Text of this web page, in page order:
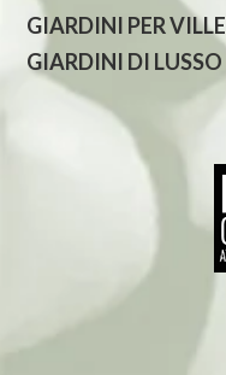
GIARDINI PER VILLE
GIARDINI DI LUSSO